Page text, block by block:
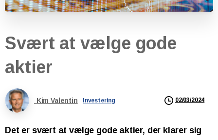
Svært at vælge gode
aktier
Kim Valentin Investering 02/03/2024
Det er svært at vælge gode aktier, der klarer sig